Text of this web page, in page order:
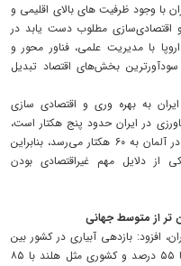
با وجود ظرفیت های بالای اقلیمی و
و اقتصادی‌سازی مطلوب دست یابد در
با مدیریت علمی، فناور محور و
بخش‌های اقتصاد تبدیل
به بهره وری و اقتصادی سازی
در ایران حدود پنج هکتار است،
در حالی که این رقم در فرانسه به ۵۵ هکتار و در آلمان به ۶۰ هکتار می‌رسد، بنابراین
از دلایل مهم غیراقتصادی بودن
افزود: بازدهی آبیاری در کشور بین
۳۵ تا ۴۰ درصد بوده که از متوسط جهانی آن با ۵۵ درصد و کشوری مثل هلند با ۸۵